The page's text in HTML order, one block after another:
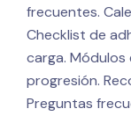
frecuentes.
Checklist de
carga. Módulos
progresión.
Preguntas